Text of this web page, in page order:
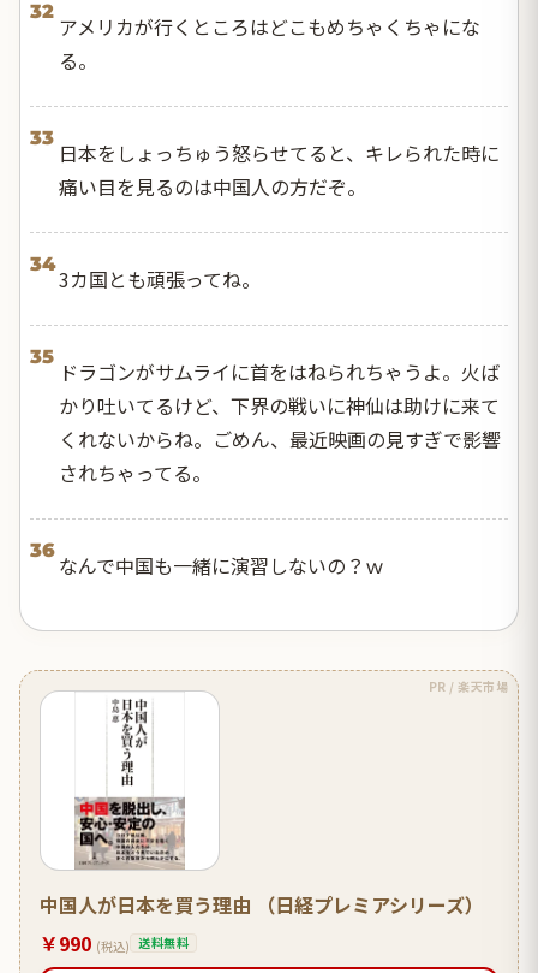
32
アメリカが行くところはどこもめちゃくちゃにな
る。
33
日本をしょっちゅう怒らせてると、キレられた時に
痛い目を見るのは中国人の方だぞ。
34
3カ国とも頑張ってね。
35
ドラゴンがサムライに首をはねられちゃうよ。火ば
かり吐いてるけど、下界の戦いに神仙は助けに来て
くれないからね。ごめん、最近映画の見すぎで影響
されちゃってる。
36
なんで中国も一緒に演習しないの？ｗ
PR / 楽天市場
中国人が日本を買う理由 （日経プレミアシリーズ）
￥990 (税込) 送料無料